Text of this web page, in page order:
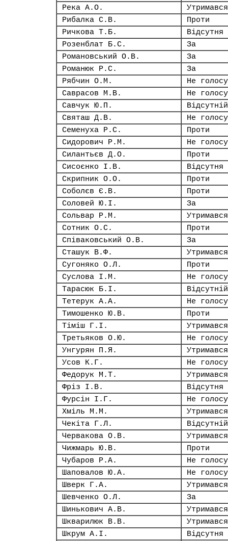
Река А.О.
Утримався
Рибалка С.В.
Проти
Ричкова Т.Б.
Відсутня
Розенблат Б.С.
За
Романовський О.В.
За
Романюк Р.С.
За
Рябчин О.М.
Не
Саврасов М.В.
Не
Савчук Ю.П.
Відсутній
Святаш Д.В.
Не
Семенуха Р.С.
Проти
Сидорович Р.М.
Не
Силантьєв Д.О.
Проти
Сисоєнко І.В.
Відсутня
Скрипник О.О.
Проти
Соболєв Є.В.
Проти
Соловей Ю.І.
За
Сольвар Р.М.
Утримався
Сотник О.С.
Проти
Співаковський О.В.
За
Сташук В.Ф.
Утримався
Сугоняко О.Л.
Проти
Суслова І.М.
Не
Тарасюк Б.І.
Відсутній
Тетерук А.А.
Не
Тимошенко Ю.В.
Проти
Тіміш Г.І.
Утримався
Третьяков О.Ю.
Не
Унгурян П.Я.
Утримався
Усов К.Г.
Не
Федорук М.Т.
Утримався
Фріз І.В.
Відсутня
Фурсін І.Г.
Не
Хміль М.М.
Утримався
Чекіта Г.Л.
Відсутній
Червакова О.В.
Утримався
Чижмарь Ю.В.
Проти
Чубаров Р.А.
Не
Шаповалов Ю.А.
Не
Шверк Г.А.
Утримався
Шевченко О.Л.
За
Шинькович А.В.
Утримався
Шкварилюк В.В.
Утримався
Шкрум А.І.
Відсутня